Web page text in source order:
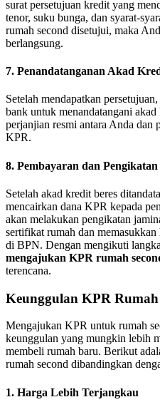
surat persetujuan kredit yang
tenor, suku bunga, dan syarat-
rumah second disetujui, maka
berlangsung.
7. Penandatanganan Akad
Setelah mendapatkan
bank untuk menandatangani akad
perjanjian resmi antara Anda dan
KPR.
8. Pembayaran dan
Setelah akad kredit beres
mencairkan dana KPR kepada
akan melakukan pengikatan
sertifikat rumah dan
di BPN. Dengan mengikuti
mengajukan KPR rumah
terencana.
Keunggulan KPR Rumah
Mengajukan KPR untuk rumah
keunggulan yang mungkin lebih
membeli rumah baru. Berikut
rumah second dibandingkan
1. Harga Lebih Terjangkau